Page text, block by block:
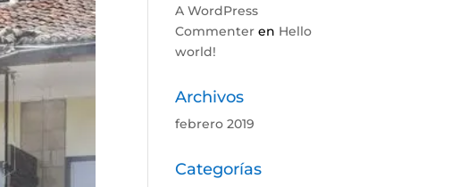
A WordPress
Commenter en Hello
world!
Archivos
febrero 2019
Categorías